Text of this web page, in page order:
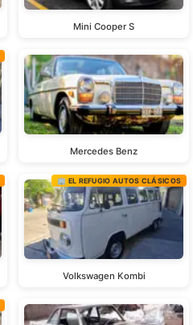
Mini Cooper S
Mercedes Benz
🏢 EL REFUGIO AUTOS CLÁSICOS
Volkswagen Kombi